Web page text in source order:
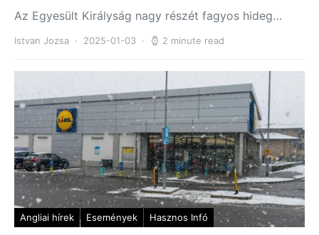
Az Egyesült Királyság nagy részét fagyos hideg…
Istvan Jozsa 2025-01-03 2 minute read
Angliai hírek Események Hasznos Infó